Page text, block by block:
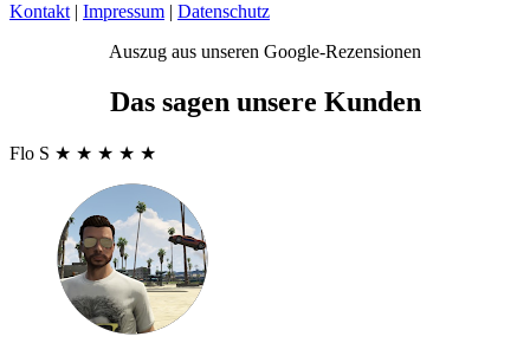
Kontakt | Impressum | Datenschutz
Auszug aus unseren Google-Rezensionen
Das sagen unsere Kunden
Flo S ★ ★ ★ ★ ★